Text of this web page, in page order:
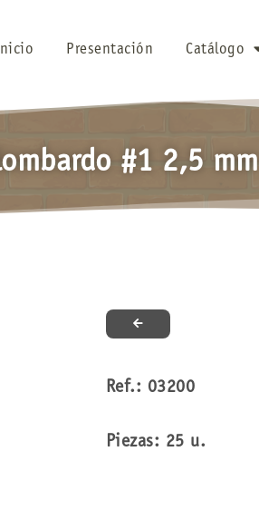
Presentación Catálogo
#1 2,5 mm
Ref.: 03200
Piezas: 25 u.